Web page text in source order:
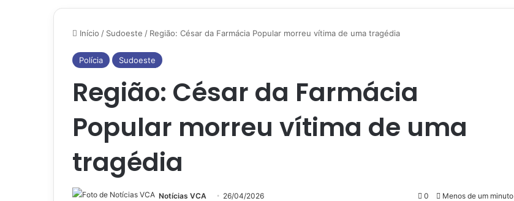
Início / Sudoeste / Região: César da Farmácia Popular morreu vítima de uma tragédia
Polícia Sudoeste
Região: César da Farmácia
Popular morreu vítima de uma
tragédia
Notícias VCA 26/04/2026 0 Menos de um minuto